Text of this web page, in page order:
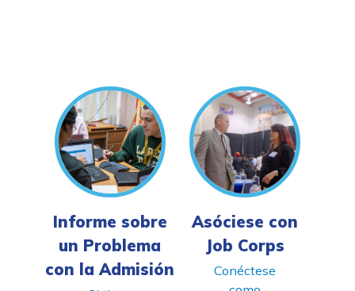
Informe sobre
un Problema
con la Admisión
Asóciese con
Job Corps
Conéctese